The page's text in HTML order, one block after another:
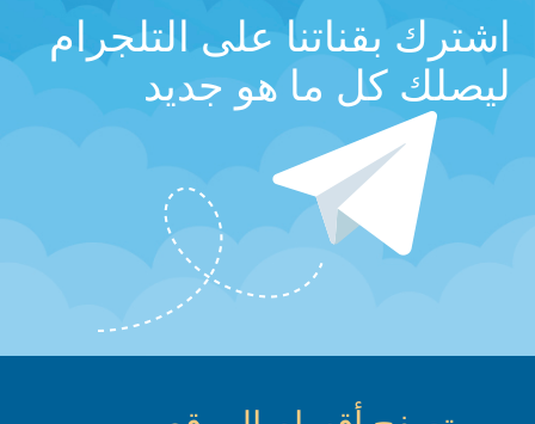
اشترك بقناتنا على التلجرام
ليصلك كل ما هو جديد